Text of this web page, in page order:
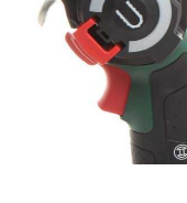
de pommes de terre
de coupe pour tracteur